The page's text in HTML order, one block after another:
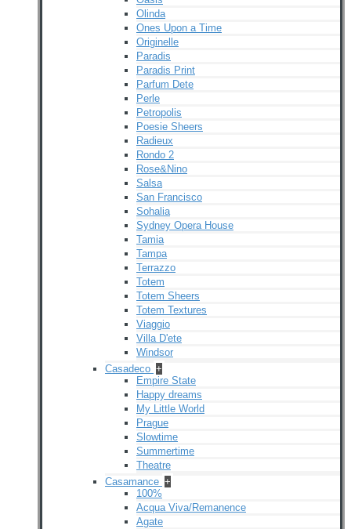
Olinda
Ones Upon a Time
Originelle
Paradis
Paradis Print
Parfum Dete
Perle
Petropolis
Poesie Sheers
Radieux
Rondo 2
Rose&Nino
Salsa
San Francisco
Sohalia
Sydney Opera House
Tamia
Tampa
Terrazzo
Totem
Totem Sheers
Totem Textures
Viaggio
Villa D'ete
Windsor
Casadeco +
Empire State
Happy dreams
My Little World
Prague
Slowtime
Summertime
Theatre
Casamance +
100%
Acqua Viva/Remanence
Agate